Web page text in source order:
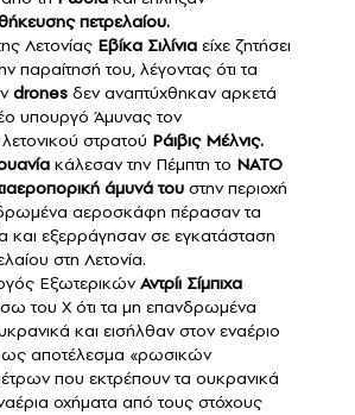
πετρελαίου.
Λετονίας Εβίκα Σιλίνια είχε ζητήσει
παραίτησή του, λέγοντας ότι τα
drones δεν αναπτύχθηκαν αρκετά
υπουργό Άμυνας τον
στρατού Ράιβις Μέλνις.
κάλεσαν την Πέμπτη το ΝΑΤΟ
άμυνά τουστην περιοχή
αεροσκάφη πέρασαν τα
και εξερράγησαν σε εγκατάσταση
στη Λετονία.
ΕξωτερικώνΑντρίι Σίμπιχα
του X ότι τα μη επανδρωμένα
και εισήλθαν στον εναέριο
ως αποτέλεσμα «ρωσικών
που εκτρέπουν τα ουκρανικά
οχήματα από τους στόχους